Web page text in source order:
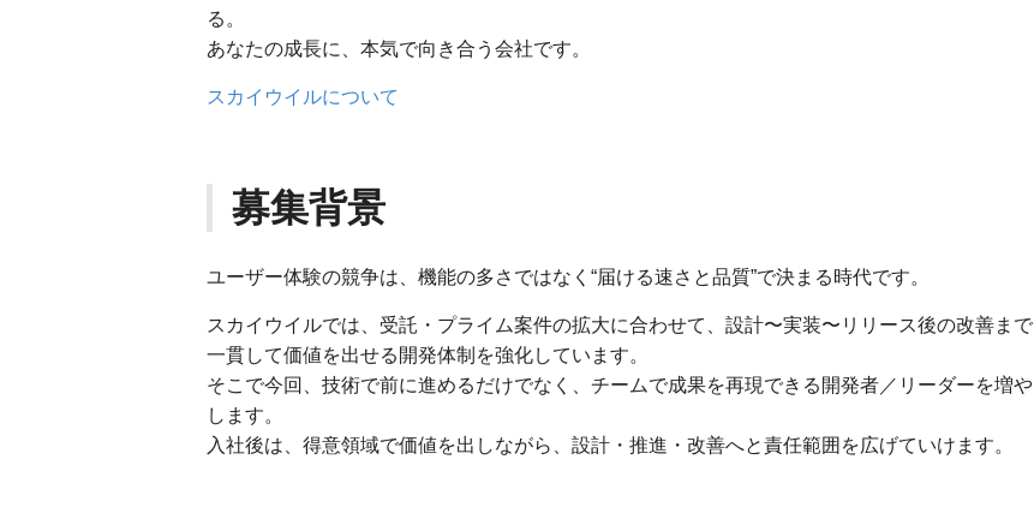
る。
あなたの成長に、本気で向き合う会社です。
スカイウイルについて
募集背景
ユーザー体験の競争は、機能の多さではなく“届ける速さと品質”で決まる時代です。
スカイウイルでは、受託・プライム案件の拡大に合わせて、設計〜実装〜リリース後の改善まで
一貫して価値を出せる開発体制を強化しています。
そこで今回、技術で前に進めるだけでなく、チームで成果を再現できる開発者／リーダーを増や
します。
入社後は、得意領域で価値を出しながら、設計・推進・改善へと責任範囲を広げていけます。